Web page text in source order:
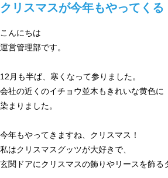
クリスマスが今年もやってくる
こんにちは
運営管理部です。
12月も半ば、寒くなって参りました。
会社の近くのイチョウ並木もきれいな黄色に
染まりました。
今年もやってきますね、クリスマス！
私はクリスマスグッツが大好きで、
玄関ドアにクリスマスの飾りやリースを飾る